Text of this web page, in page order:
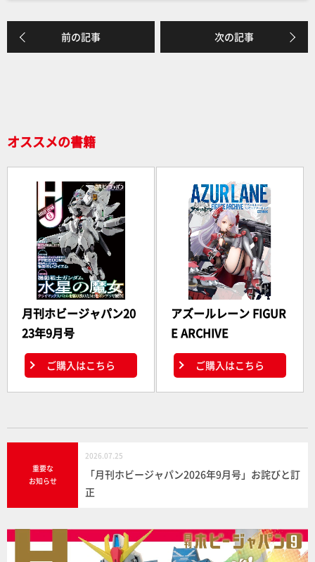
e
b
前の記事 次の記事
オススメの書籍
月刊ホビージャパン20
23年9月号
ご購入はこちら
アズールレーン FIGUR
E ARCHIVE
ご購入はこちら
重要な
お知らせ
2026.07.25
「月刊ホビージャパン2026年9月号」お詫びと訂
正